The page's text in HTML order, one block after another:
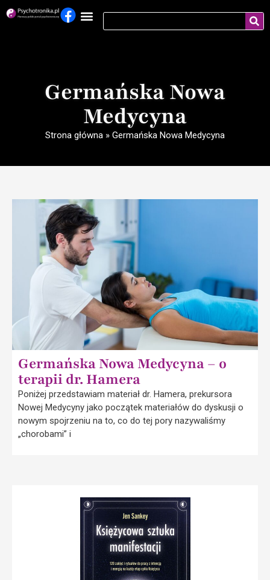
Germańska Nowa
Medycyna
Strona główna » Germańska Nowa Medycyna
Germańska Nowa Medycyna – o
terapii dr. Hamera
Poniżej przedstawiam materiał dr. Hamera, prekursora
Nowej Medycyny jako początek materiałów do dyskusji o
nowym spojrzeniu na to, co do tej pory nazywaliśmy
„chorobami” i